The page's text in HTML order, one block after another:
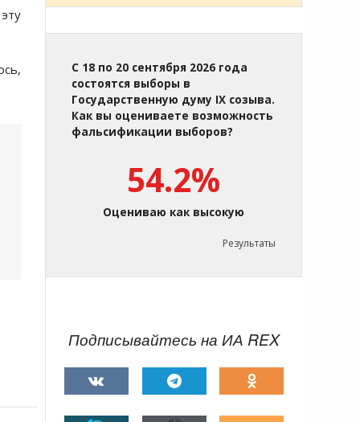
С 18 по 20 сентября 2026 года
состоятся выборы в
Государственную думу IX созыва.
Как вы оцениваете возможность
фальсификации выборов?
54.2%
Оцениваю как высокую
Результаты
Подписывайтесь на ИА REX